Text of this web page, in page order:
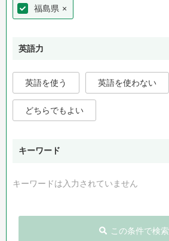
福島県 ×
英語力
英語を使う 英語を使わない
どちらでもよい
キーワード
キーワードは入力されていません
この条件で検索